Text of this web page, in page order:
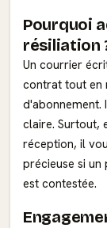
Pourquoi
résiliation
Un courrier
contrat tout en
d'abonnement.
claire. Surtout,
réception, il
précieuse si
est contestée.